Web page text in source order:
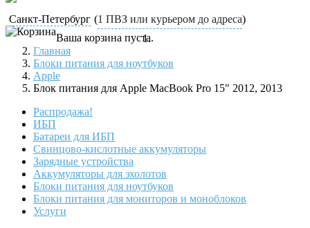
Санкт-Петербург (1 ПВЗ или курьером до адреса)
Ваша корзина пуста.
Главная
Блоки питания для ноутбуков
Apple
Блок питания для Apple MacBook Pro 15" 2012, 2013
Распродажа!
ИБП
Батареи для ИБП
Свинцово-кислотные аккумуляторы
Зарядные устройства
Аккумуляторы для эхолотов
Блоки питания для ноутбуков
Блоки питания для мониторов и моноблоков
Услуги